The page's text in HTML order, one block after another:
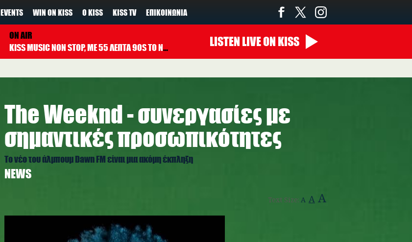
EVENTS WIN ON KISS Ο KISS KISS TV ΕΠΙΚΟΙΝΩΝΊΑ
ON AIR
KISS MUSIC NON STOP, ΜΕ 55 ΛΕΠΤΑ 90S TO NOW ΚΑΘΕ ΩΡΑ
14:00 - 00:00
LISTEN LIVEON KISS
The Weeknd - συνεργασίες με
σημαντικές προσωπικότητες
Το νέο του άλμπουμ Dawn FM είναι μια ακόμη έκπληξη
NEWS
Text Size: A A A
image009.jpg